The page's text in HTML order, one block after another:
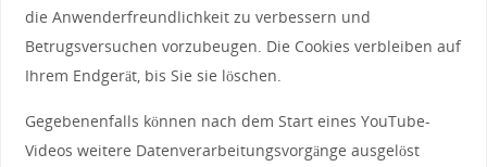
die Anwenderfreundlichkeit zu verbessern und
Betrugsversuchen vorzubeugen. Die Cookies verbleiben auf
Ihrem Endgerät, bis Sie sie löschen.
Gegebenenfalls können nach dem Start eines YouTube-
Videos weitere Datenverarbeitungsvorgänge ausgelöst